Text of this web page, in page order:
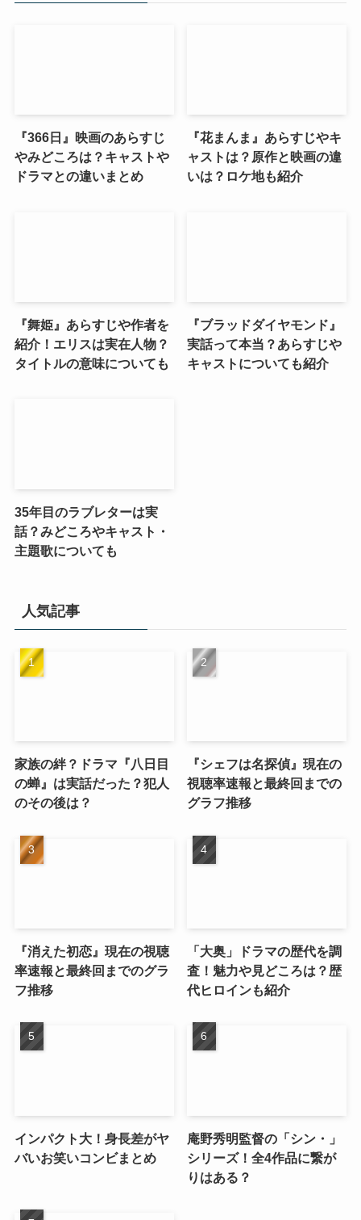
『366日』映画のあらすじ
やみどころは？キャストや
ドラマとの違いまとめ
『花まんま』あらすじやキ
ャストは？原作と映画の違
いは？ロケ地も紹介
『舞姫』あらすじや作者を
紹介！エリスは実在人物？
タイトルの意味についても
『ブラッドダイヤモンド』
実話って本当？あらすじや
キャストについても紹介
35年目のラブレターは実
話？みどころやキャスト・
主題歌についても
人気記事
家族の絆？ドラマ『八日目
の蝉』は実話だった？犯人
のその後は？
『シェフは名探偵』現在の
視聴率速報と最終回までの
グラフ推移
『消えた初恋』現在の視聴
率速報と最終回までのグラ
フ推移
「大奥」ドラマの歴代を調
査！魅力や見どころは？歴
代ヒロインも紹介
インパクト大！身長差がヤ
バいお笑いコンビまとめ
庵野秀明監督の「シン・」
シリーズ！全4作品に繋が
りはある？